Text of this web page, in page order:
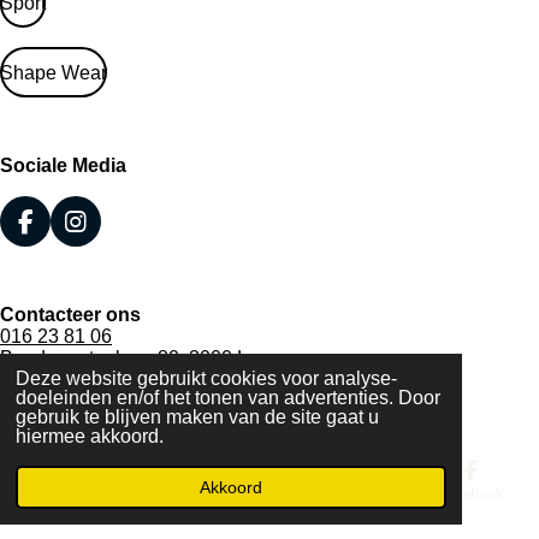
Deze website gebruikt cookies voor analyse-
doeleinden en/of het tonen van advertenties. Door
gebruik te blijven maken van de site gaat u
hiermee akkoord.
Akkoord
Shape Wear
Sociale Media
F
b
o
o
k
I
a
g
a
m
Contacteer ons
016 23 81 06
Bondgenotenlaan 80, 3000 Leuven
BTW BE 0472.349.121
© 2020 - 2026 Lingerie Elly
Powered byJouwWeb
Telefoonnummer